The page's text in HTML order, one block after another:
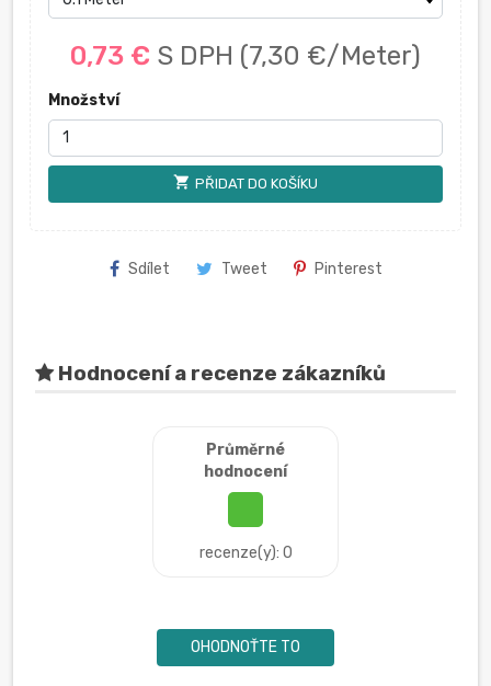
0,73 € S DPH (7,30 €/Meter)
Množství
shopping_cart PŘIDAT DO KOŠÍKU
Sdílet Tweet Pinterest
Hodnocení a recenze zákazníků
Průměrné
hodnocení
recenze(y): 0
OHODNOŤTE TO